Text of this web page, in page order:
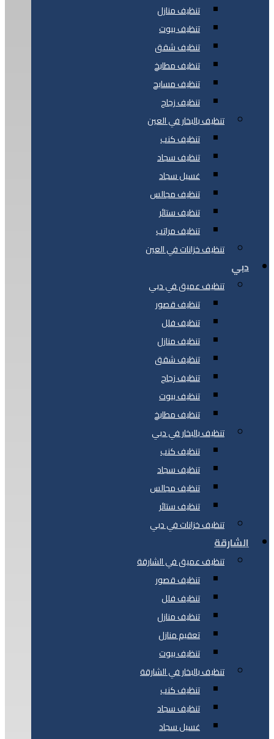
تنظيف منازل
تنظيف بيوت
تنظيف شقق
تنظيف مطابخ
تنظيف مسابح
تنظيف زجاج
تنظيف بالبخار في العين
تنظيف كنب
تنظيف سجاد
غسيل سجاد
تنظيف مجالس
تنظيف ستائر
تنظيف مراتب
تنظيف خزانات في العين
دبي
تنظيف عميق في دبي
تنظيف قصور
تنظيف فلل
تنظيف منازل
تنظيف شقق
تنظيف زجاج
تنظيف بيوت
تنظيف مطابخ
تنظيف بالبخار في دبي
تنظيف كنب
تنظيف سجاد
تنظيف مجالس
تنظيف ستائر
تنظيف خزانات في دبي
الشارقة
تنظيف عميق في الشارقة
تنظيف قصور
تنظيف فلل
تنظيف منازل
تعقيم منازل
تنظيف بيوت
تنظيف بالبخار في الشارقة
تنظيف كنب
تنظيف سجاد
غسيل سجاد